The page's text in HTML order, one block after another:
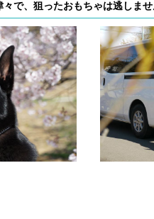
々で、狙ったおもちゃは逃しま